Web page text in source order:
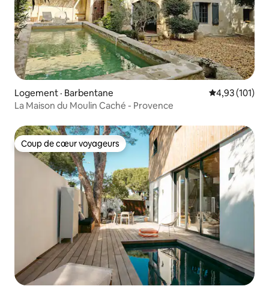
Logement · Barbentane Note
4,93 (101)
La Maison du Moulin Caché - Provence
Coup de cœur voyageurs
Coup de cœur voyageurs